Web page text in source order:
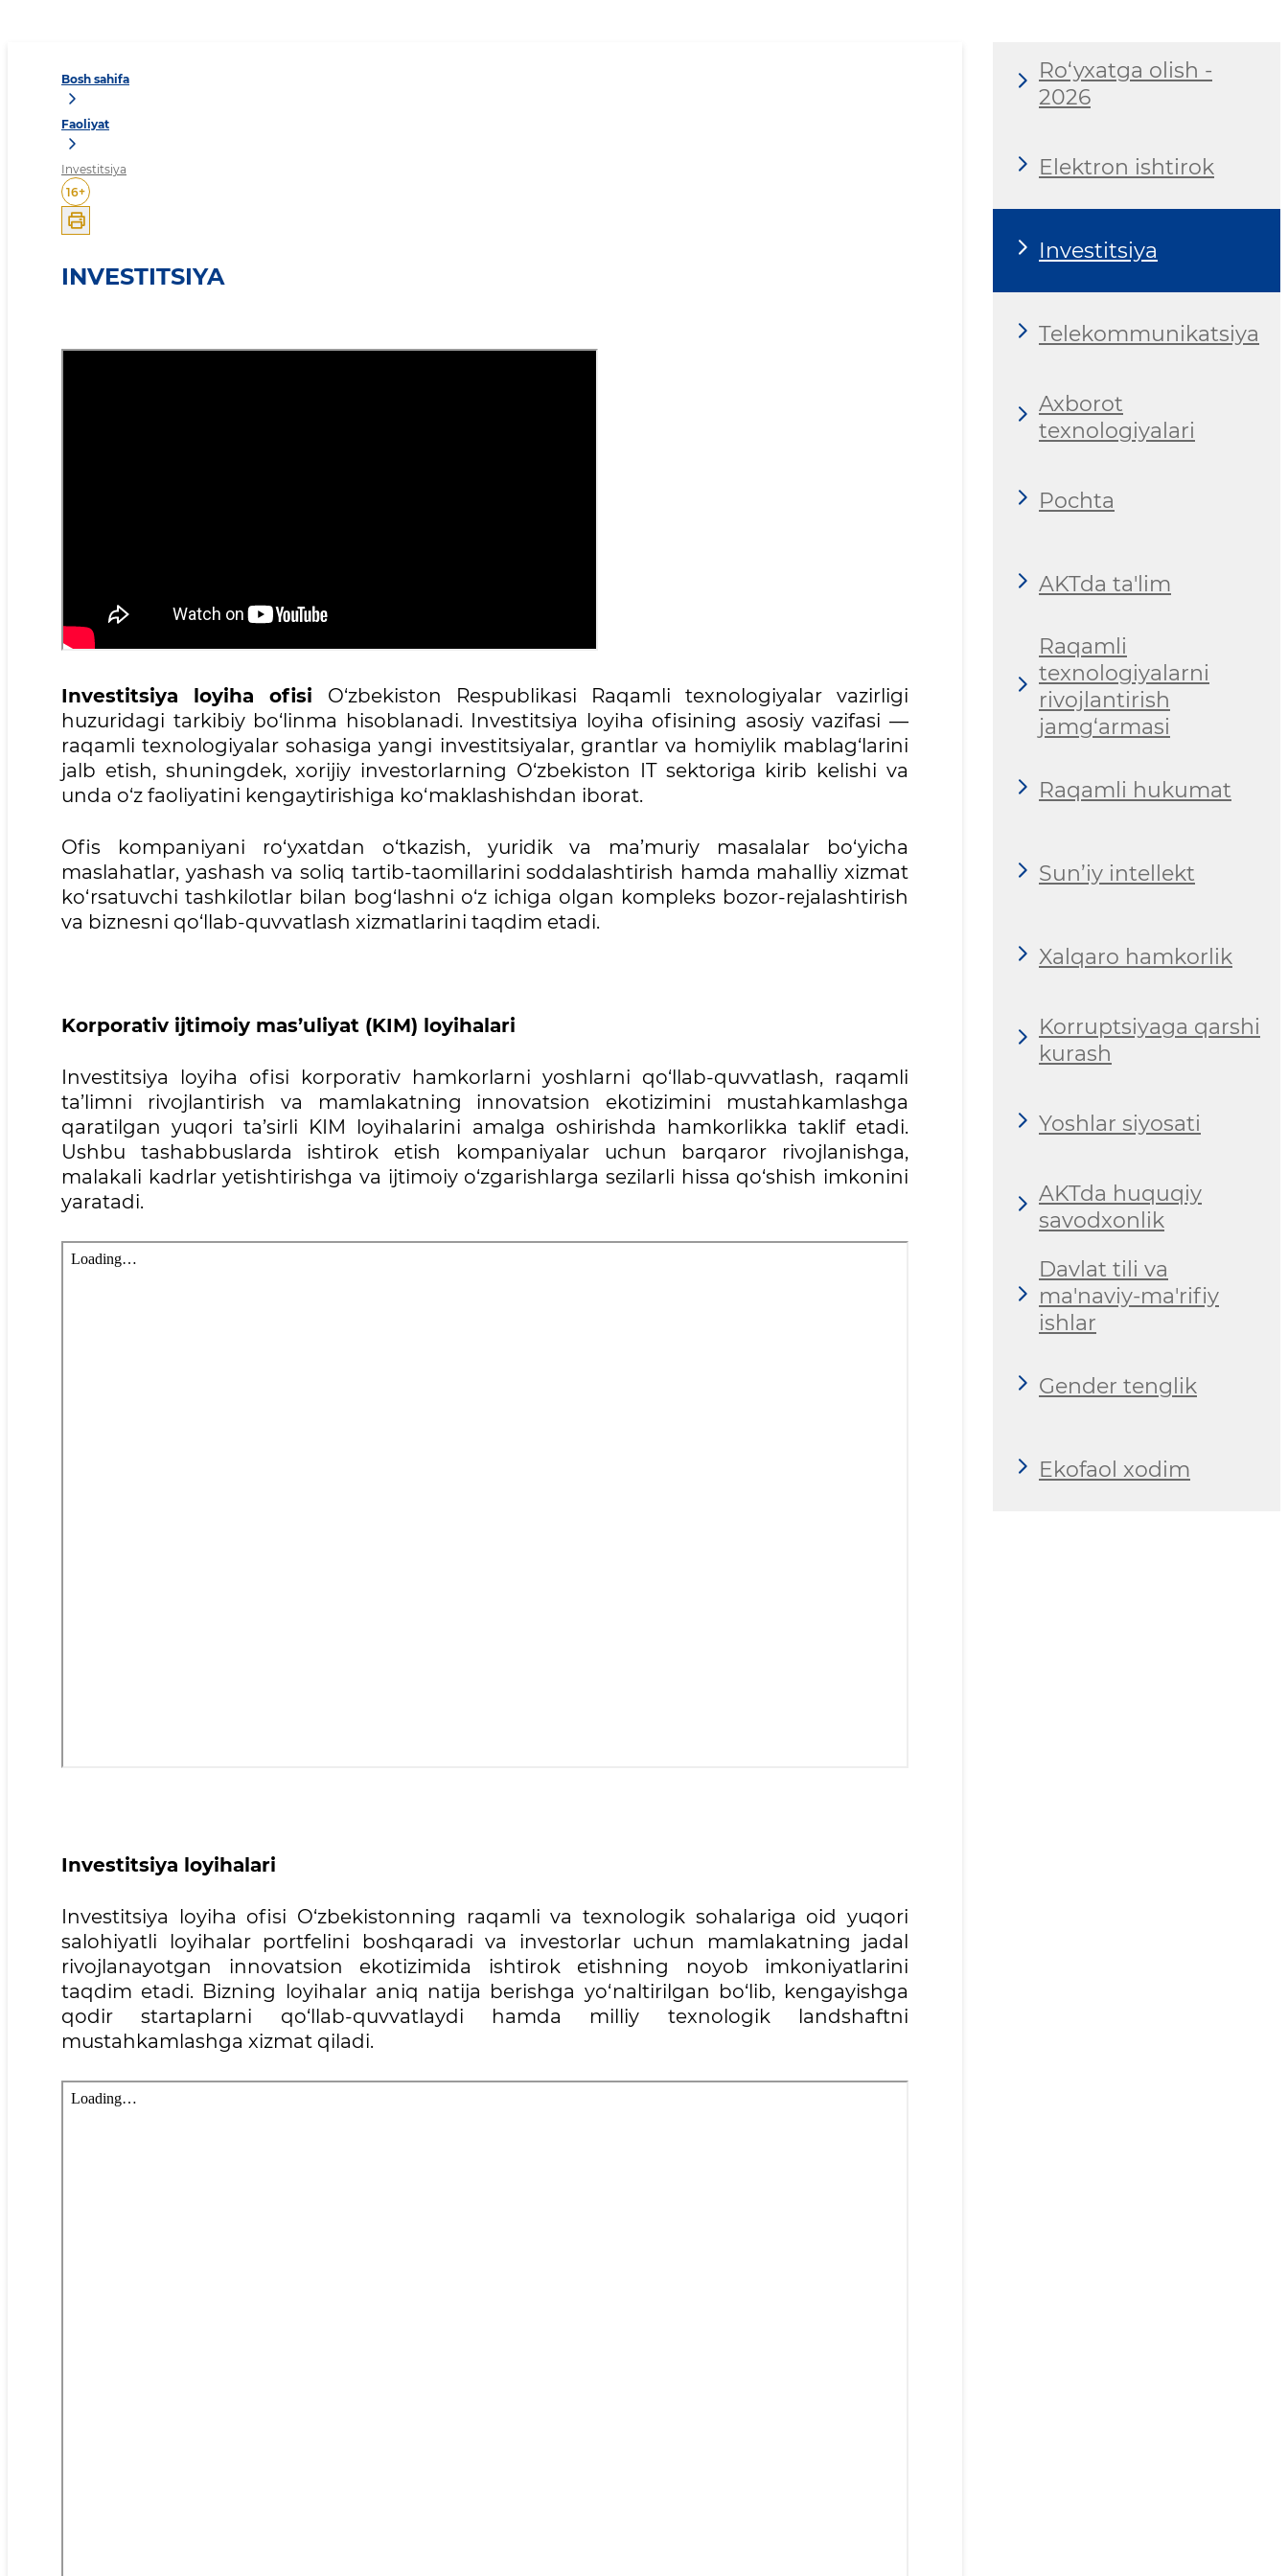
Bosh sahifa
Faoliyat
Investitsiya
16+
INVESTITSIYA
Investitsiya loyiha ofisi O‘zbekiston Respublikasi Raqamli texnologiyalar vazirligi
huzuridagi tarkibiy bo‘linma hisoblanadi. Investitsiya loyiha ofisining asosiy vazifasi —
raqamli texnologiyalar sohasiga yangi investitsiyalar, grantlar va homiylik mablag‘larini
jalb etish, shuningdek, xorijiy investorlarning O‘zbekiston IT sektoriga kirib kelishi va
unda o‘z faoliyatini kengaytirishiga ko‘maklashishdan iborat.
Ofis kompaniyani ro‘yxatdan o‘tkazish, yuridik va ma’muriy masalalar bo‘yicha
maslahatlar, yashash va soliq tartib-taomillarini soddalashtirish hamda mahalliy xizmat
ko‘rsatuvchi tashkilotlar bilan bog‘lashni o‘z ichiga olgan kompleks bozor-rejalashtirish
va biznesni qo‘llab-quvvatlash xizmatlarini taqdim etadi.
Korporativ ijtimoiy mas’uliyat (KIM) loyihalari
Investitsiya loyiha ofisi korporativ hamkorlarni yoshlarni qo‘llab-quvvatlash, raqamli
ta’limni rivojlantirish va mamlakatning innovatsion ekotizimini mustahkamlashga
qaratilgan yuqori ta’sirli KIM loyihalarini amalga oshirishda hamkorlikka taklif etadi.
Ushbu tashabbuslarda ishtirok etish kompaniyalar uchun barqaror rivojlanishga,
malakali kadrlar yetishtirishga va ijtimoiy o‘zgarishlarga sezilarli hissa qo‘shish imkonini
yaratadi.
Investitsiya loyihalari
Investitsiya loyiha ofisi O‘zbekistonning raqamli va texnologik sohalariga oid yuqori
salohiyatli loyihalar portfelini boshqaradi va investorlar uchun mamlakatning jadal
rivojlanayotgan innovatsion ekotizimida ishtirok etishning noyob imkoniyatlarini
taqdim etadi. Bizning loyihalar aniq natija berishga yo‘naltirilgan bo‘lib, kengayishga
qodir startaplarni qo‘llab-quvvatlaydi hamda milliy texnologik landshaftni
mustahkamlashga xizmat qiladi.
Ro‘yxatga olish -
2026
Elektron ishtirok
Investitsiya
Telekommunikatsiya
Axborot
texnologiyalari
Pochta
AKTda ta'lim
Raqamli
texnologiyalarni
rivojlantirish
jamg‘armasi
Raqamli hukumat
Sun’iy intellekt
Xalqaro hamkorlik
Korruptsiyaga qarshi
kurash
Yoshlar siyosati
AKTda huquqiy
savodxonlik
Davlat tili va
ma'naviy-ma'rifiy
ishlar
Gender tenglik
Ekofaol xodim